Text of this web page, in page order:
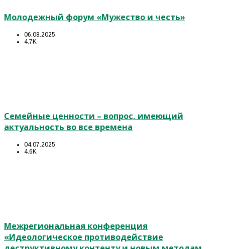
Молодежный форум «Мужество и честь»
06.08.2025
4.7K
Семейные ценности – вопрос, имеющий
актуальность во все времена
04.07.2025
4.6K
Межрегиональная конференция
«Идеологическое противодействие